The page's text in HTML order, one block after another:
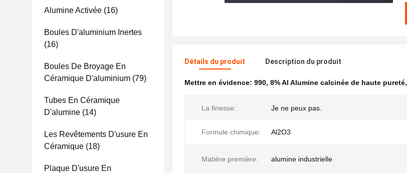
Alumine Activée (16)
Boules D'aluminium Inertes
(16)
Boules De Broyage En
Céramique D'aluminium (79)
Tubes En Céramique
D'alumine (14)
Les Revêtements D'usure En
Céramique (18)
Plaque D'usure En
Détails du produit Description du produit
Mettre en évidence: 990, 8% Al Alumine calcinée de haute pureté,
La finesse: Je ne peux pas.
Formule chimique: Al2O3
Matière première: alumine industrielle